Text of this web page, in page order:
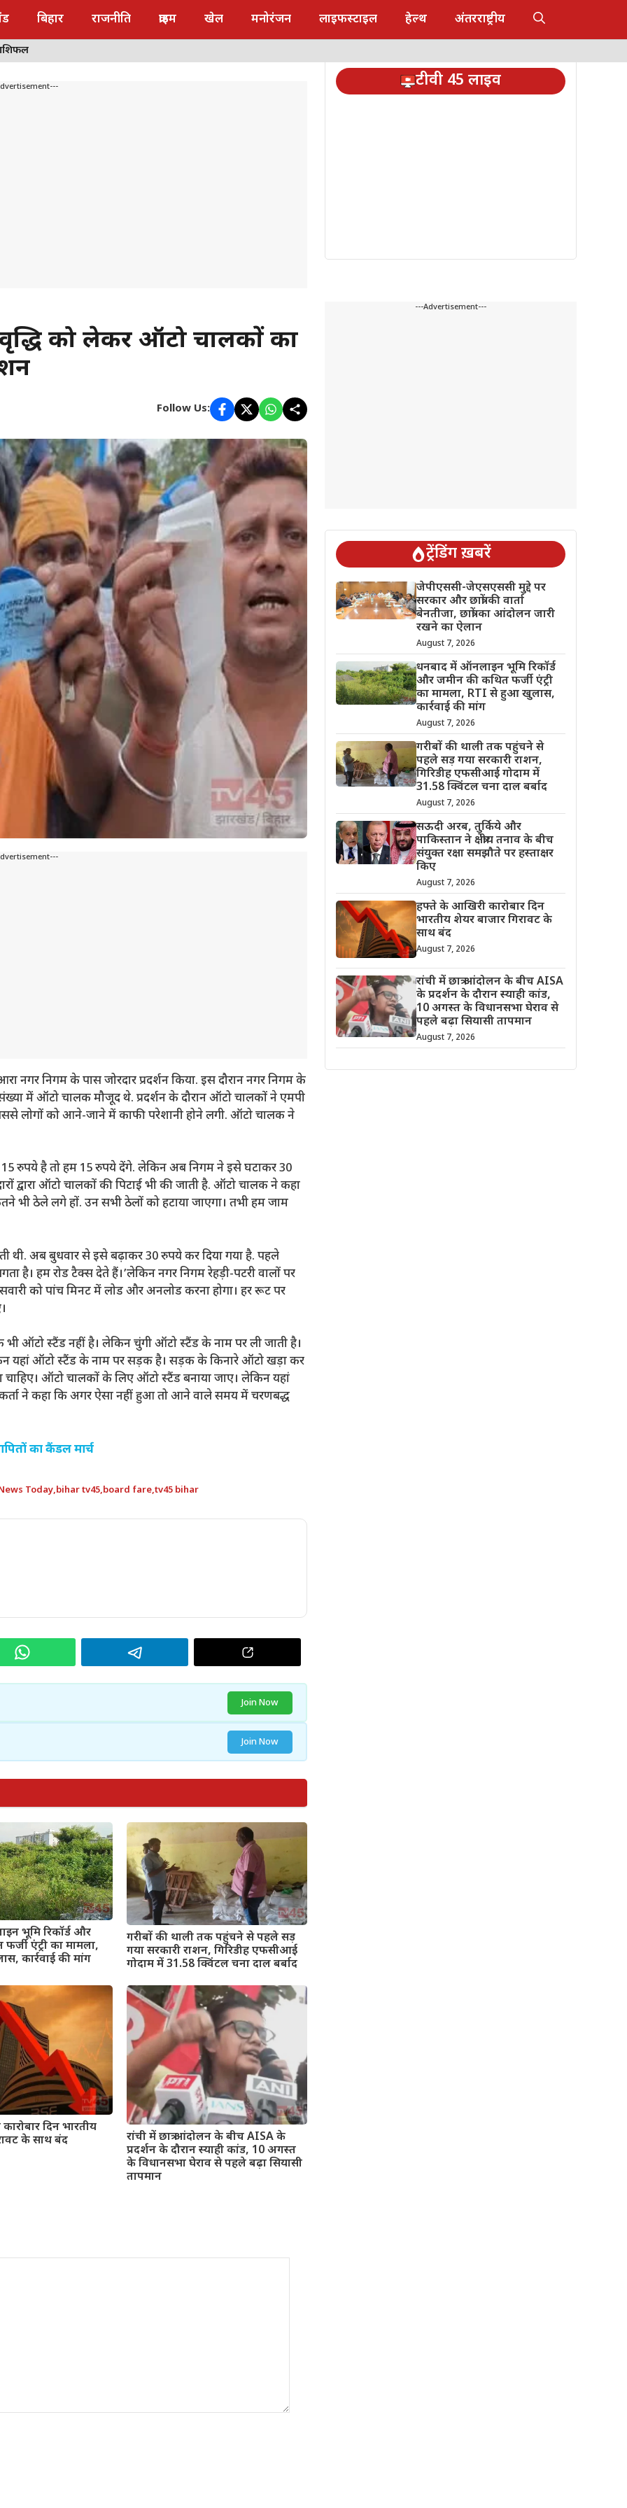
बिहार राजनीति क्राइम खेल मनोरंजन लाइफस्टाइल हेल्थ अंतरराष्ट्रीय
वृद्धि को लेकर ऑटो चालकों का
Follow Us:
नगर निगम के पास जोरदार प्रदर्शन किया. इस दौरान नगर निगम के
में ऑटो चालक मौजूद थे. प्रदर्शन के दौरान ऑटो चालकों ने एमपी
लोगों को आने-जाने में काफी परेशानी होने लगी. ऑटो चालक ने
15 रुपये है तो हम 15 रुपये देंगे. लेकिन अब निगम ने इसे घटाकर 30
द्वारा ऑटो चालकों की पिटाई भी की जाती है. ऑटो चालक ने कहा
भी ठेले लगे हों. उन सभी ठेलों को हटाया जाएगा। तभी हम जाम
थी. अब बुधवार से इसे बढ़ाकर 30 रुपये कर दिया गया है. पहले
हम रोड टैक्स देते हैं।’लेकिन नगर निगम रेहड़ी-पटरी वालों पर
को पांच मिनट में लोड और अनलोड करना होगा। हर रूट पर
भी ऑटो स्टैंड नहीं है। लेकिन चुंगी ऑटो स्टैंड के नाम पर ली जाती है।
यहां ऑटो स्टैंड के नाम पर सड़क है। सड़क के किनारे ऑटो खड़ा कर
चाहिए। ऑटो चालकों के लिए ऑटो स्टैंड बनाया जाए। लेकिन यहां
ने कहा कि अगर ऐसा नहीं हुआ तो आने वाले समय में चरणबद्ध
का कैंडल मार्च
Today,bihar tv45,board fare,tv45 bihar
Join Now
Join Now
भूमि रिकॉर्ड और
एंट्री का मामला,
कार्रवाई की मांग
गरीबों की थाली तक पहुंचने से पहले सड़
गया सरकारी राशन, गिरिडीह एफसीआई
गोदाम में 31.58 क्विंटल चना दाल बर्बाद
दिन भारतीय
के साथ बंद
रांची में छात्र आंदोलन के बीच AISA के
प्रदर्शन के दौरान स्याही कांड, 10 अगस्त
के विधानसभा घेराव से पहले बढ़ा सियासी
तापमान
टीवी 45 लाइव
---Advertisement---
ट्रेंडिंग ख़बरें
जेपीएससी-जेएसएससी मुद्दे पर
सरकार और छात्रों की वार्ता
बेनतीजा, छात्रों का आंदोलन जारी
रखने का ऐलान
August 7, 2026
धनबाद में ऑनलाइन भूमि रिकॉर्ड
और जमीन की कथित फर्जी एंट्री
का मामला, RTI से हुआ खुलास,
कार्रवाई की मांग
August 7, 2026
गरीबों की थाली तक पहुंचने से
पहले सड़ गया सरकारी राशन,
गिरिडीह एफसीआई गोदाम में
31.58 क्विंटल चना दाल बर्बाद
August 7, 2026
सऊदी अरब, तुर्किये और
पाकिस्तान ने क्षेत्रीय तनाव के बीच
संयुक्त रक्षा समझौते पर हस्ताक्षर
किए
August 7, 2026
हफ्ते के आखिरी कारोबार दिन
भारतीय शेयर बाजार गिरावट के
साथ बंद
August 7, 2026
रांची में छात्र आंदोलन के बीच AISA
के प्रदर्शन के दौरान स्याही कांड,
10 अगस्त के विधानसभा घेराव से
पहले बढ़ा सियासी तापमान
August 7, 2026